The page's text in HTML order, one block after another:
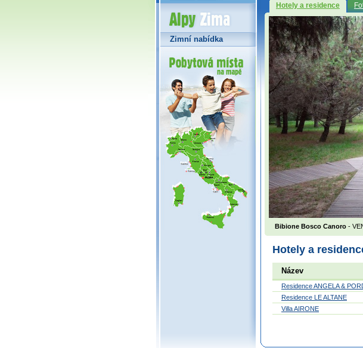
Hotely a residence
Bibione Bosco Canoro -
Hotely a
Název
Residence ANGELA &
Residence LE ALTANE
Villa AIRONE
Alpy Zima
Zimní nabídka